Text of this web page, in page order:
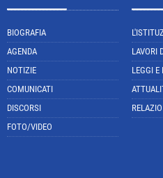
BIOGRAFIA
AGENDA
NOTIZIE
COMUNICATI
DISCORSI
FOTO/VIDEO
LAVORI
LEGGI E